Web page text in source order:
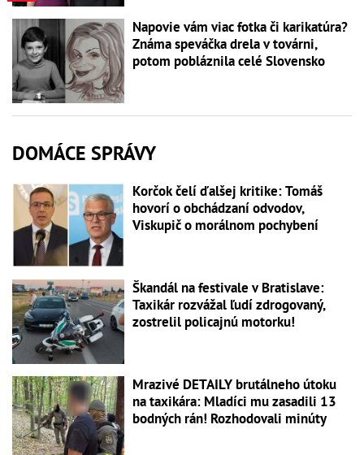
Napovie vám viac fotka či karikatúra?
Známa speváčka drela v továrni,
potom pobláznila celé Slovensko
DOMÁCE SPRÁVY
Korčok čelí ďalšej kritike: Tomáš
hovorí o obchádzaní odvodov,
Viskupič o morálnom pochybení
Škandál na festivale v Bratislave:
Taxikár rozvážal ľudí zdrogovaný,
zostrelil policajnú motorku!
Mrazivé DETAILY brutálneho útoku
na taxikára: Mladíci mu zasadili 13
bodných rán! Rozhodovali minúty